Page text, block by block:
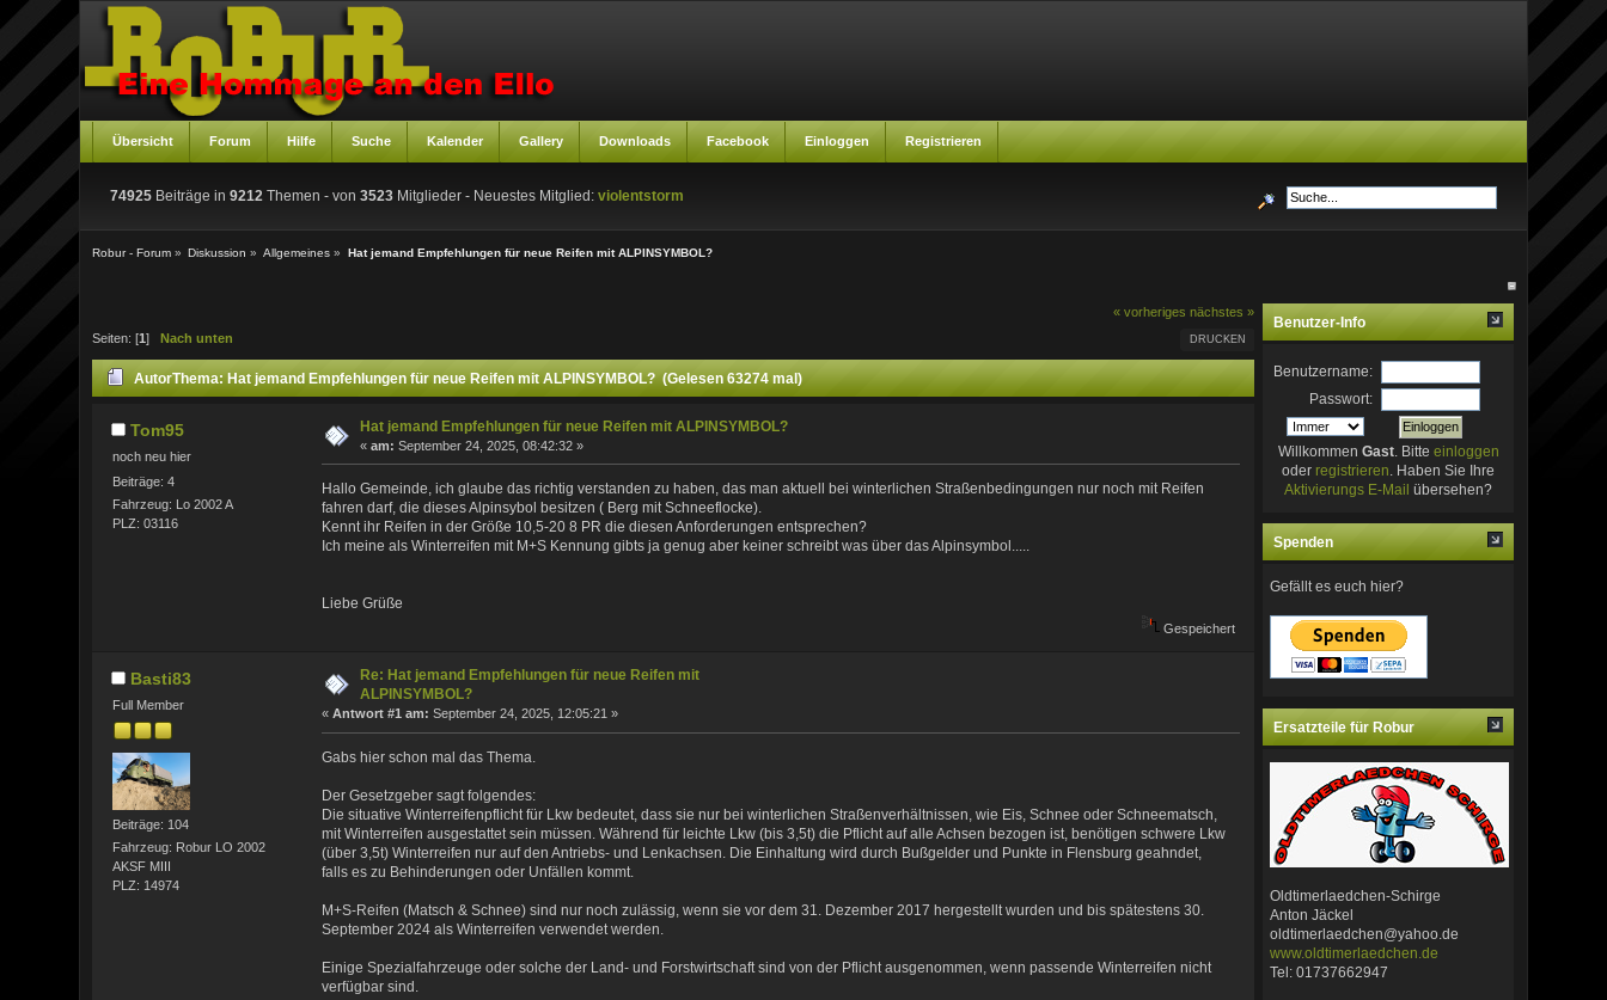
Übersicht Forum Hilfe Suche Kalender Gallery Downloads Facebook Einloggen Registrieren
74925 Beiträge in9212 Themen - von3523 Mitglieder - Neuestes Mitglied:violentstorm
Robur - Forum » Diskussion » Allgemeines » Hat jemand Empfehlungen für neue Reifen mit ALPINSYMBOL?
« vorheriges nächstes »
DRUCKEN
Seiten: [1] Nach unten
AutorThema: Hat jemand Empfehlungen für neue Reifen mit ALPINSYMBOL? (Gelesen 63274 mal)
Tom95
noch neu hier
Beiträge: 4
Fahrzeug: Lo 2002 A
PLZ: 03116
Hat jemand Empfehlungen für neue Reifen mit ALPINSYMBOL?
«am: September 24, 2025, 08:42:32 »
Hallo Gemeinde, ich glaube das richtig verstanden zu haben, das man aktuell bei winterlichen Straßenbedingungen nur noch mit Reifen
fahren darf, die dieses Alpinsybol besitzen ( Berg mit Schneeflocke).
Kennt ihr Reifen in der Größe 10,5-20 8 PR die diesen Anforderungen entsprechen?
Ich meine als Winterreifen mit M+S Kennung gibts ja genug aber keiner schreibt was über das Alpinsymbol.....
Liebe Grüße
Gespeichert
Basti83
Full Member
Beiträge: 104
Fahrzeug: Robur LO 2002
AKSF MIII
PLZ: 14974
Re: Hat jemand Empfehlungen für neue Reifen mit
ALPINSYMBOL?
«Antwort #1 am: September 24, 2025, 12:05:21 »
Gabs hier schon mal das Thema.
Der Gesetzgeber sagt folgendes:
Die situative Winterreifenpflicht für Lkw bedeutet, dass sie nur bei winterlichen Straßenverhältnissen, wie Eis, Schnee oder Schneematsch,
mit Winterreifen ausgestattet sein müssen. Während für leichte Lkw (bis 3,5t) die Pflicht auf alle Achsen bezogen ist, benötigen schwere Lkw
(über 3,5t) Winterreifen nur auf den Antriebs- und Lenkachsen. Die Einhaltung wird durch Bußgelder und Punkte in Flensburg geahndet,
falls es zu Behinderungen oder Unfällen kommt.
M+S-Reifen (Matsch & Schnee) sind nur noch zulässig, wenn sie vor dem 31. Dezember 2017 hergestellt wurden und bis spätestens 30.
September 2024 als Winterreifen verwendet werden.
Einige Spezialfahrzeuge oder solche der Land- und Forstwirtschaft sind von der Pflicht ausgenommen, wenn passende Winterreifen nicht
verfügbar sind.
Benutzer-Info
Benutzername:
Passwort:
Willkommen Gast. Bitte einloggen
oder registrieren . Haben Sie Ihre
Aktivierungs E-Mail übersehen?
Spenden
Gefällt es euch hier?
Ersatzteile für Robur
Oldtimerlaedchen-Schirge
Anton Jäckel
oldtimerlaedchen@yahoo.de
www.oldtimerlaedchen.de
Tel: 01737662947